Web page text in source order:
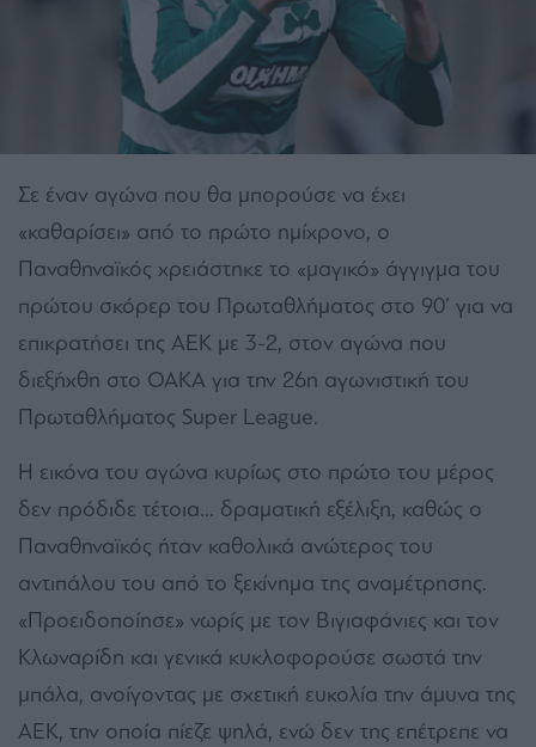
Σε έναν αγώνα που θα μπορούσε να έχει
«καθαρίσει» από το πρώτο ημίχρονο, ο
Παναθηναϊκός χρειάστηκε το «μαγικό» άγγιγμα του
πρώτου σκόρερ του Πρωταθλήματος στο 90’ για να
επικρατήσει της ΑΕΚ με 3-2, στον αγώνα που
διεξήχθη στο ΟΑΚΑ για την 26η αγωνιστική του
Πρωταθλήματος Super League.
Η εικόνα του αγώνα κυρίως στο πρώτο του μέρος
δεν πρόδιδε τέτοια… δραματική εξέλιξη, καθώς ο
Παναθηναϊκός ήταν καθολικά ανώτερος του
αντιπάλου του από το ξεκίνημα της αναμέτρησης.
«Προειδοποίησε» νωρίς με τον Βιγιαφάνιες και τον
Κλωναρίδη και γενικά κυκλοφορούσε σωστά την
μπάλα, ανοίγοντας με σχετική ευκολία την άμυνα της
ΑΕΚ, την οποία πίεζε ψηλά, ενώ δεν της επέτρεπε να